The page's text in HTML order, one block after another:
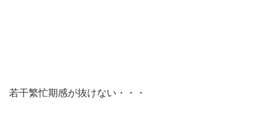
若干繁忙期感が抜けない・・・